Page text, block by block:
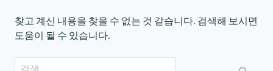
찾고 계신 내용을 찾을 수 없는 것 같습니다. 검색해 보시면
도움이 될 수 있습니다.
검색: